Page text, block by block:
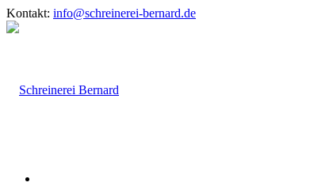
Kontakt: info@schreinerei-bernard.de